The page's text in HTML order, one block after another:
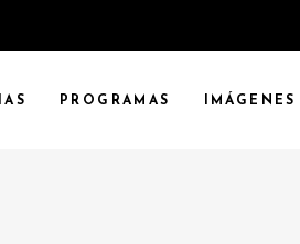
PROGRAMAS IMÁGENES